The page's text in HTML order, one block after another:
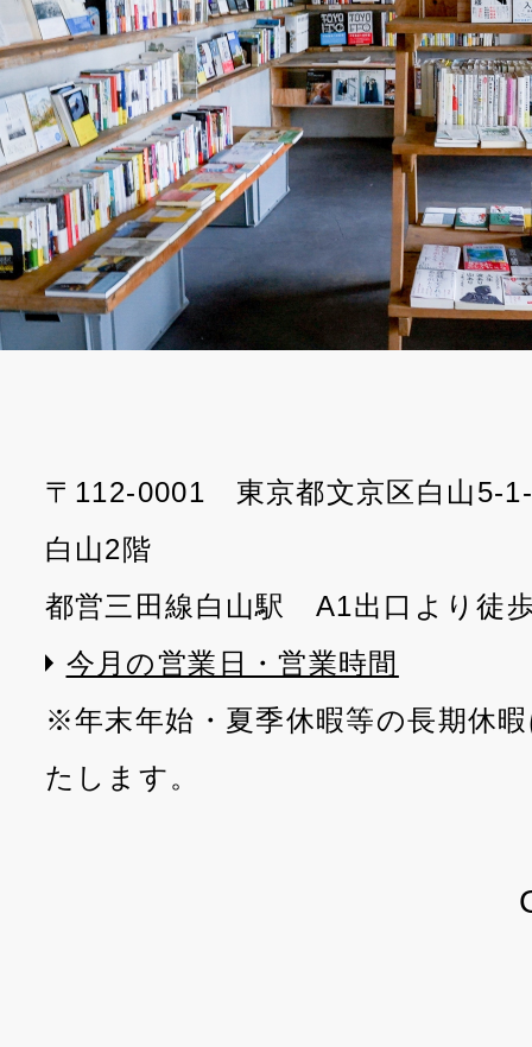
〒112-0001 東京都文京区白山5-
白山2階
都営三田線白山駅 A1出口より徒
今月の営業日・営業時間
※年末年始・夏季休暇等の長期休
たします。